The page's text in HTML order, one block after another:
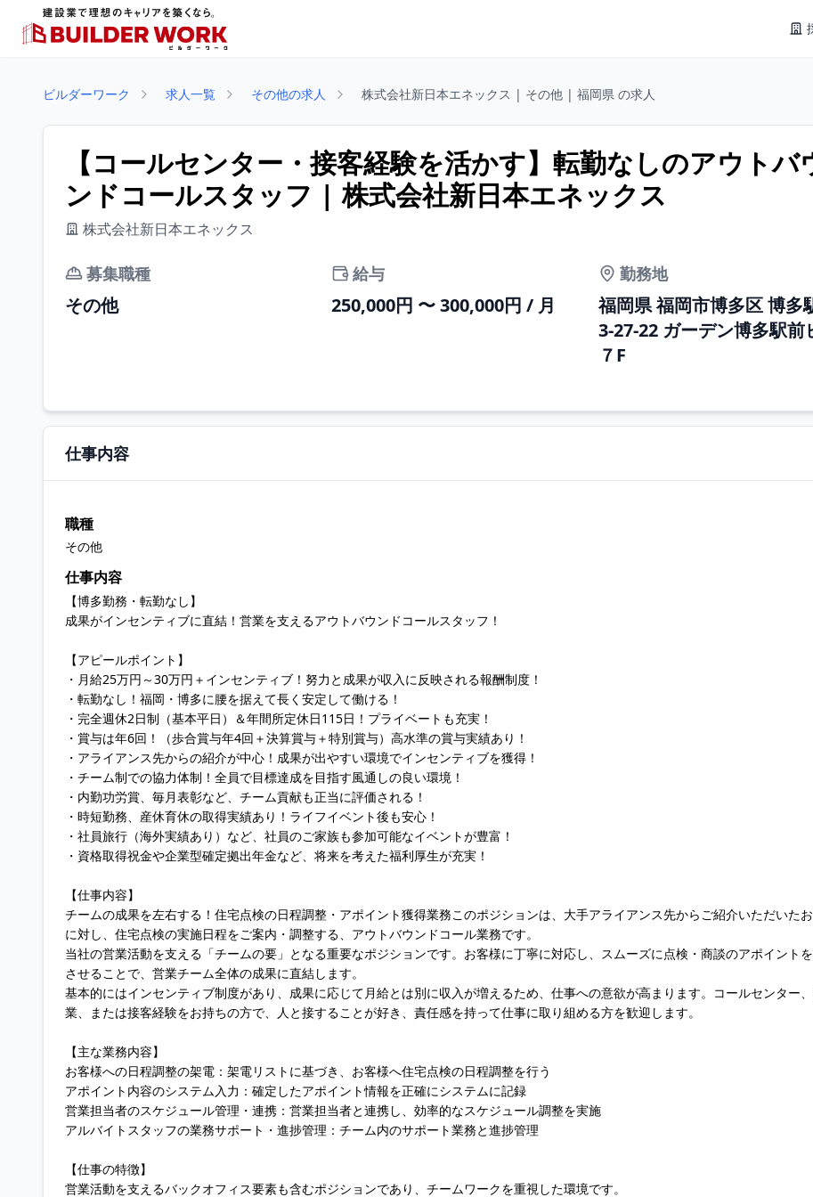
ビルダーワーク 求人一覧 その他の求人 株式会社新日本エネックス | その他 | 福岡県 の求人
【コールセンター・接客経験を活かす】転勤なしのアウトバ
ンドコールスタッフ | 株式会社新日本エネックス
株式会社新日本エネックス
募集職種
その他
給与
250,000円 〜 300,000円 / 月
勤務地
福岡県 福岡市博多区 博多
3-27-22 ガーデン博多駅前
７F
仕事内容
職種
その他
仕事内容
【博多勤務・転勤なし】
成果がインセンティブに直結！営業を支えるアウトバウンドコールスタッフ！
【アピールポイント】
・月給25万円～30万円＋インセンティブ！努力と成果が収入に反映される報酬制度！
・転勤なし！福岡・博多に腰を据えて長く安定して働ける！
・完全週休2日制（基本平日）＆年間所定休日115日！プライベートも充実！
・賞与は年6回！（歩合賞与年4回＋決算賞与＋特別賞与）高水準の賞与実績あり！
・アライアンス先からの紹介が中心！成果が出やすい環境でインセンティブを獲得！
・チーム制での協力体制！全員で目標達成を目指す風通しの良い環境！
・内勤功労賞、毎月表彰など、チーム貢献も正当に評価される！
・時短勤務、産休育休の取得実績あり！ライフイベント後も安心！
・社員旅行（海外実績あり）など、社員のご家族も参加可能なイベントが豊富！
・資格取得祝金や企業型確定拠出年金など、将来を考えた福利厚生が充実！
【仕事内容】
チームの成果を左右する！住宅点検の日程調整・アポイント獲得業務このポジションは、大手アライアンス先からご紹介いただいた
に対し、住宅点検の実施日程をご案内・調整する、アウトバウンドコール業務です。
当社の営業活動を支える「チームの要」となる重要なポジションです。お客様に丁寧に対応し、スムーズに点検・商談のアポイント
させることで、営業チーム全体の成果に直結します。
基本的にはインセンティブ制度があり、成果に応じて月給とは別に収入が増えるため、仕事への意欲が高まります。コールセンター
業、または接客経験をお持ちの方で、人と接することが好き、責任感を持って仕事に取り組める方を歓迎します。
【主な業務内容】
お客様への日程調整の架電：架電リストに基づき、お客様へ住宅点検の日程調整を行う
アポイント内容のシステム入力：確定したアポイント情報を正確にシステムに記録
営業担当者のスケジュール管理・連携：営業担当者と連携し、効率的なスケジュール調整を実施
アルバイトスタッフの業務サポート・進捗管理：チーム内のサポート業務と進捗管理
【仕事の特徴】
営業活動を支えるバックオフィス要素も含むポジションであり、チームワークを重視した環境です。